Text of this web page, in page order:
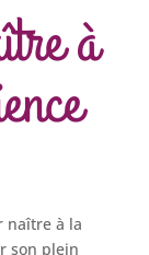
à
naître à la
son plein